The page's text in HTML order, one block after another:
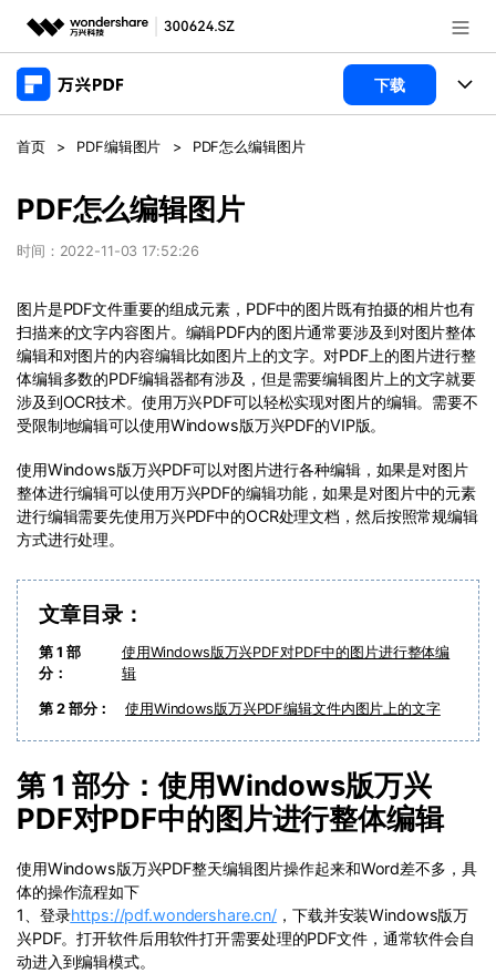
推荐产品
政企服务
新闻中心
关于万兴
加入我们
帮助中心
下载
产品
万兴PDF Windows版
移动端
万兴PDF 安卓版
万兴PDF iOS版
PDF开发工具
万兴PDF SDK
功能
PDF新功能
PDF合并工具
PDF转换器
PDF文件压缩
PDF签名
PDF批量工具
PDF提取页面
PDF表格
PDF文件创建
PDF注释
PDF OCR
商业合作
学校&教育
企业采购
经销商招募
帮助中心
产品支持
用户指南
常见问题
产品信息
更新日志
产品资讯
01.热门软件
02.转换PDF
查看更多 >
登录 立即购买
首页 > PDF编辑图片 > PDF怎么编辑图片
PDF怎么编辑图片
时间：2022-11-03 17:52:26
图片是PDF文件重要的组成元素，PDF中的图片既有拍摄的相片也有
扫描来的文字内容图片。编辑PDF内的图片通常要涉及到对图片整体
编辑和对图片的内容编辑比如图片上的文字。对PDF上的图片进行整
体编辑多数的PDF编辑器都有涉及，但是需要编辑图片上的文字就要
涉及到OCR技术。使用万兴PDF可以轻松实现对图片的编辑。需要不
受限制地编辑可以使用Windows版万兴PDF的VIP版。
使用Windows版万兴PDF可以对图片进行各种编辑，如果是对图片
整体进行编辑可以使用万兴PDF的编辑功能，如果是对图片中的元素
进行编辑需要先使用万兴PDF中的OCR处理文档，然后按照常规编辑
方式进行处理。
文章目录：
第 1 部
分：
使用Windows版万兴PDF对PDF中的图片进行整体编
辑
第 2 部分： 使用Windows版万兴PDF编辑文件内图片上的文字
第 1 部分：使用Windows版万兴
PDF对PDF中的图片进行整体编辑
使用Windows版万兴PDF整天编辑图片操作起来和Word差不多，具
体的操作流程如下
1、登录https://pdf.wondershare.cn/ ，下载并安装Windows版万
兴PDF。打开软件后用软件打开需要处理的PDF文件，通常软件会自
动进入到编辑模式。